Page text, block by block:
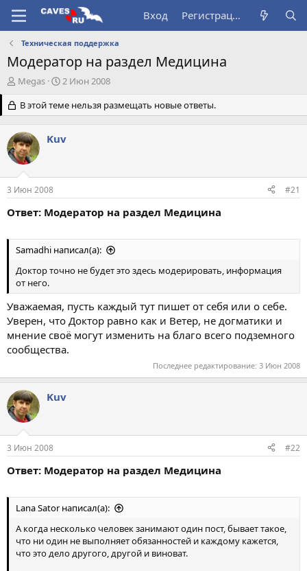
Вход Регистрация
Техническая поддержка
Модератор на раздел Медицина
А
т
о
р
т
е
м
ы
Megas
Д
т
а
а
л
2 Июн 2008
В этой теме нельзя размещать новые ответы.
Kuv
3 Июн 2008 #21
Ответ: Модератор на раздел Медицина
Samadhi написал(а):
Доктор точно не будет это здесь модерировать, информация
от него.
Уважаемая, пусть каждый тут пишет от себя или о себе.
Уверен, что Доктор равно как и Ветер, не догматики и
мнение своё могут изменить на благо всего подземного
сообщества.
Последнее редактирование: 3 Июн 2008
Kuv
3 Июн 2008 #22
Ответ: Модератор на раздел Медицина
Lana Sator написал(а):
А когда несколько человек занимают один пост, бывает такое,
что ни один не выполняет обязанностей и каждому кажется,
что это дело другого, другой и виноват.